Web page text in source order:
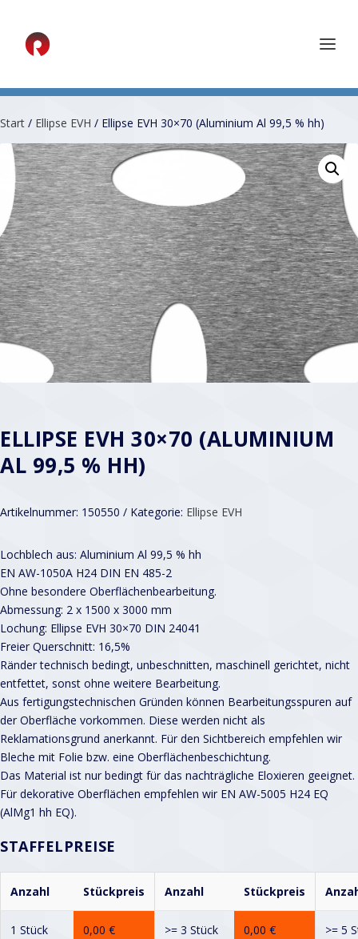
Start / Ellipse EVH / Ellipse EVH 30×70 (Aluminium Al 99,5 % hh)
ELLIPSE EVH 30×70 (ALUMINIUM
AL 99,5 % HH)
Artikelnummer: 150550 Kategorie: Ellipse EVH
Lochblech aus: Aluminium Al 99,5 % hh
EN AW-1050A H24 DIN EN 485-2
Ohne besondere Oberflächenbearbeitung.
Abmessung: 2 x 1500 x 3000 mm
Lochung: Ellipse EVH 30×70 DIN 24041
Freier Querschnitt: 16,5%
Ränder technisch bedingt, unbeschnitten, maschinell gerichtet, nicht
entfettet, sonst ohne weitere Bearbeitung.
Aus fertigungstechnischen Gründen können Bearbeitungsspuren auf
der Oberfläche vorkommen. Diese werden nicht als
Reklamationsgrund anerkannt. Für den Sichtbereich empfehlen wir
Bleche mit Folie bzw. eine Oberflächenbeschichtung.
Das Material ist nur bedingt für das nachträgliche Eloxieren geeignet.
Für dekorative Oberflächen empfehlen wir EN AW-5005 H24 EQ
(AlMg1 hh EQ).
STAFFELPREISE
Anzahl Stückpreis Anzahl Stückpreis
1 Stück 0,00 € >= 3 Stück 0,00 € >= 5